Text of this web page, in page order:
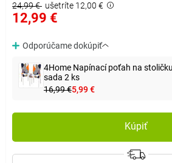
24,99 € ušetríte 12,00 €
12,99 €
Odporúčame dokúpiť
4Home Napínací poťah na
sada 2 ks
16,99 €5,99 €
Kúpiť